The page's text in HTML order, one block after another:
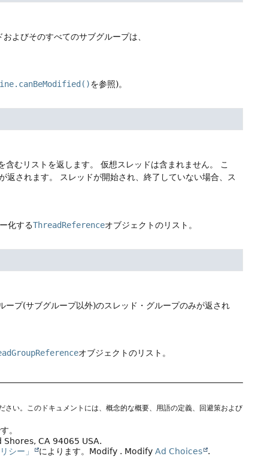
よびそのすべてのサブグループは、
を参照)。
含むリストを返します。 仮想スレッドは含まれません。
こ
返されます。
スレッドが開始され、終了していない場合、ス
化するThreadReferenceオブジェクトのリスト。
ープ(サブグループ以外)のスレッド・グループのみが返され
オブジェクトのリスト。
さい。このドキュメントには、概念的な概要、用語の定義、回避策および
。
CA 94065 USA.
シー」 によります。 Modify . ModifyAd Choices .